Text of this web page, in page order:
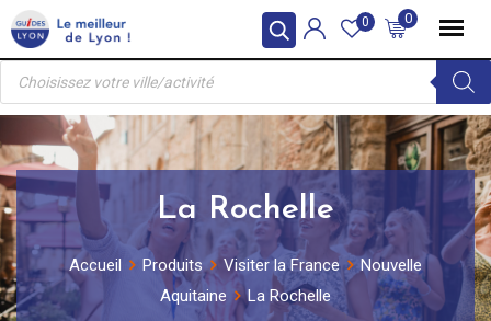
Skip
to
content
0
0
Recherche
produits
La Rochelle
Accueil Produits Visiter la France
Nouvelle
Aquitaine
La Rochelle